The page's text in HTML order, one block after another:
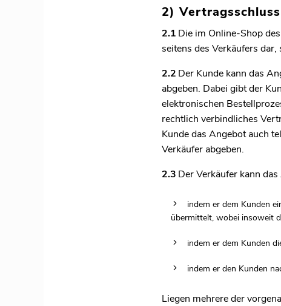
2) Vertragsschluss
2.1 Die im Online-Shop
seitens des Verkäufers
2.2 Der Kunde kann das
abgeben. Dabei gibt der
elektronischen
rechtlich verbindliches
Kunde das Angebot auch
Verkäufer abgeben.
2.3 Der Verkäufer kann
indem er dem Kunden
übermittelt, wobei insoweit
indem er dem Kunden
indem er den Kunden
Liegen mehrere der